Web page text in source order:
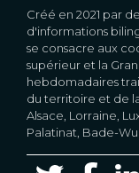
Créé en 2021 par
d'informations
se consacre aux
supérieur et la
hebdomadaires
du territoire et de
Alsace, Lorraine,
Palatinat, Bade-